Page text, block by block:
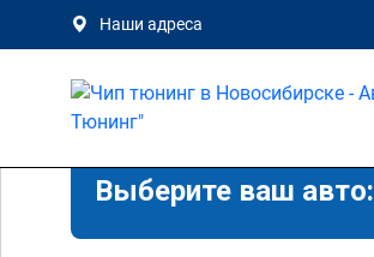
Наши адреса
Выберите ваш авто: